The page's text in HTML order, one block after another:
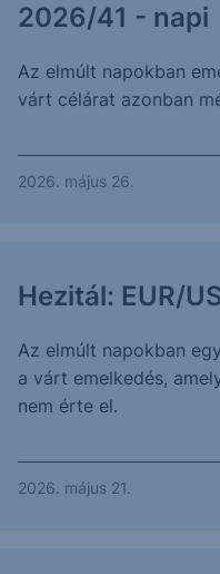
2026/41 - napi
Az elmúlt napokban
várt célárat azonban
2026. május 26.
Hezitál: EUR/
Az elmúlt napokban
a várt emelkedés,
nem érte el.
2026. május 21.